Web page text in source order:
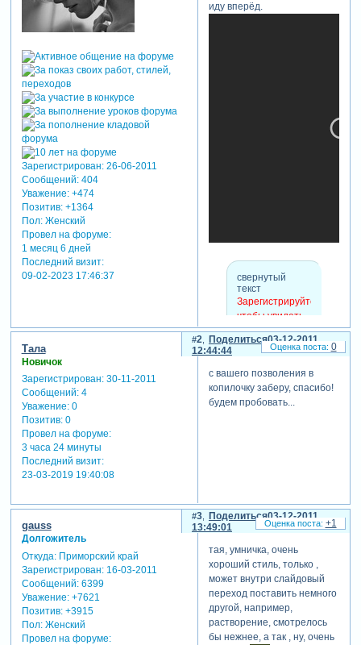
Зарегистрирован: 26-06-2011
Сообщений:404
Уважение: +474
Позитив: +1364
Пол:Женский
Провел на форуме:
1 месяц 6 дней
Последний визит:
09-02-2023 17:46:37
иду вперёд.
свернутый
текст
Зарегистрируйтесь,
чтобы увидеть
ссылки
теги: стили, proshow
producer,зимние
стили,новогодние
Поделиться
2
03-12-2011
12:44:44
Тала
Новичок
Зарегистрирован: 30-11-2011
Сообщений:4
Уважение: 0
Позитив: 0
Провел на форуме:
3 часа 24 минуты
Последний визит:
23-03-2019 19:40:08
с вашего позволения в
копилочку заберу, спасибо!
будем пробовать...
0
Поделиться
3
03-12-2011
13:49:01
gauss
Долгожитель
Откуда:Приморский край
Зарегистрирован: 16-03-2011
Сообщений:6399
Уважение: +7621
Позитив: +3915
Пол:Женский
Провел на форуме:
тая, умничка, очень
хороший стиль, только ,
может внутри слайдовый
переход поставить немного
другой, например,
растворение, смотрелось
бы нежнее, а так , ну, очень
+1